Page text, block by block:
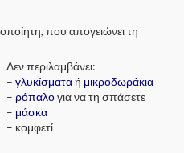
που απογειώνει τη
Δεν περιλαμβάνει:
– γλυκίσματαή μικροδωράκια
– ρόπαλογια να τη σπάσετε
– μάσκα
– κομφετί